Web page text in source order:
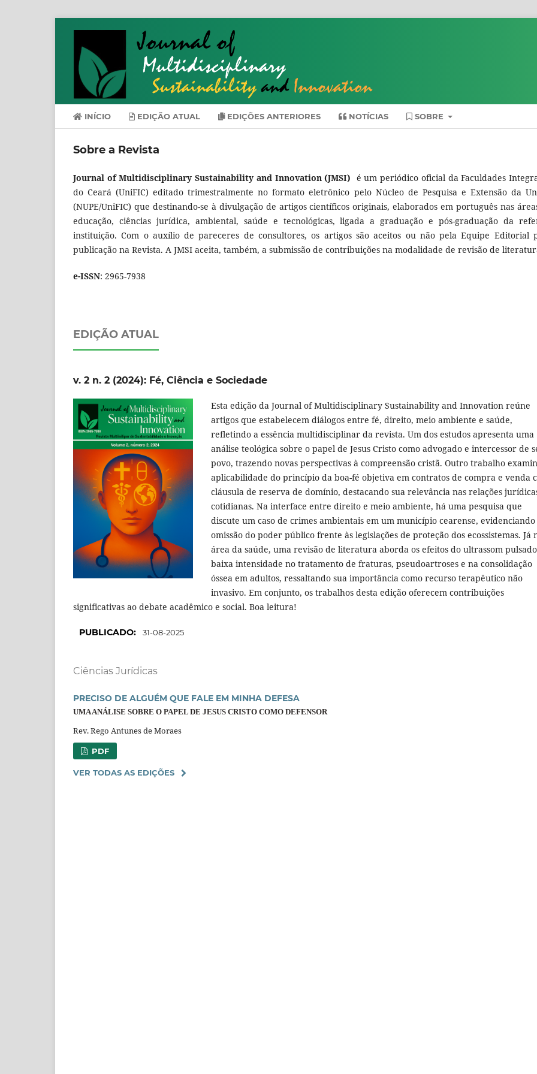
INÍCIO EDIÇÃO ATUAL EDIÇÕES ANTERIORES NOTÍCIAS SOBRE
Sobre a Revista
Journal of Multidisciplinary Sustainability and Innovation (JMSI) é um periódico oficial da Faculdades
do Ceará (UniFIC) editado trimestralmente no formato eletrônico pelo Núcleo de Pesquisa e Extensão da
(NUPE/UniFIC) que destinando-se à divulgação de artigos científicos originais, elaborados em português nas
educação, ciências jurídica, ambiental, saúde e tecnológicas, ligada a graduação e pós-graduação da
instituição. Com o auxílio de pareceres de consultores, os artigos são aceitos ou não pela Equipe Editorial
publicação na Revista. A JMSI aceita, também, a submissão de contribuições na modalidade de revisão de
e-ISSN: 2965-7938
EDIÇÃO ATUAL
v. 2 n. 2 (2024): Fé, Ciência e Sociedade
Esta edição da Journal of Multidisciplinary Sustainability and Innovation reúne
artigos que estabelecem diálogos entre fé, direito, meio ambiente e saúde,
refletindo a essência multidisciplinar da revista. Um dos estudos apresenta uma
análise teológica sobre o papel de Jesus Cristo como advogado e intercessor de
povo, trazendo novas perspectivas à compreensão cristã. Outro trabalho
aplicabilidade do princípio da boa-fé objetiva em contratos de compra e venda
cláusula de reserva de domínio, destacando sua relevância nas relações
cotidianas. Na interface entre direito e meio ambiente, há uma pesquisa que
discute um caso de crimes ambientais em um município cearense, evidenciando
omissão do poder público frente às legislações de proteção dos ecossistemas. Já
área da saúde, uma revisão de literatura aborda os efeitos do ultrassom
baixa intensidade no tratamento de fraturas, pseudoartroses e na consolidação
óssea em adultos, ressaltando sua importância como recurso terapêutico não
invasivo. Em conjunto, os trabalhos desta edição oferecem contribuições
significativas ao debate acadêmico e social. Boa leitura!
PUBLICADO: 31-08-2025
Ciências Jurídicas
PRECISO DE ALGUÉM QUE FALE EM MINHA DEFESA
UMA ANÁLISE SOBRE O PAPEL DE JESUS CRISTO COMO DEFENSOR
Rev. Rego Antunes de Moraes
PDF
VER TODAS AS EDIÇÕES